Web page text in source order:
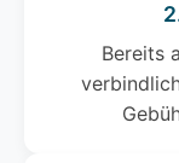
Bereits